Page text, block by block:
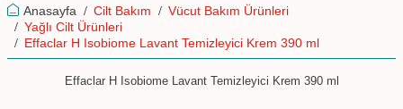
Anasayfa Cilt Bakım
Vücut Bakım Ürünleri
Yağlı Cilt Ürünleri
Effaclar H Isobiome Lavant Temizleyici Krem 390 ml
Effaclar H Isobiome Lavant Temizleyici Krem 390 ml